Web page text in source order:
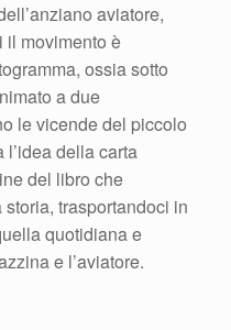
aviatore,
il movimento è
ossia sotto
a due
le vicende del piccolo
della carta
del libro che
trasportandoci in
quotidiana e
e l’aviatore.